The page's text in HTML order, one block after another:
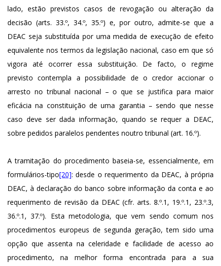
lado, estão previstos casos de revogação ou alteração da
decisão (arts. 33.º, 34.º, 35.º) e, por outro, admite-se que a
DEAC seja substituída por uma medida de execução de efeito
equivalente nos termos da legislação nacional, caso em que só
vigora até ocorrer essa substituição. De facto, o regime
previsto contempla a possibilidade de o credor accionar o
arresto no tribunal nacional – o que se justifica para maior
eficácia na constituição de uma garantia – sendo que nesse
caso deve ser dada informação, quando se requer a DEAC,
sobre pedidos paralelos pendentes noutro tribunal (art. 16.º).
A tramitação do procedimento baseia-se, essencialmente, em
formulários-tipo[20]: desde o requerimento da DEAC, à própria
DEAC, à declaração do banco sobre informação da conta e ao
requerimento de revisão da DEAC (cfr. arts. 8.º.1, 19.º.1, 23.º.3,
36.º.1, 37.º). Esta metodologia, que vem sendo comum nos
procedimentos europeus de segunda geração, tem sido uma
opção que assenta na celeridade e facilidade de acesso ao
procedimento, na melhor forma encontrada para a sua